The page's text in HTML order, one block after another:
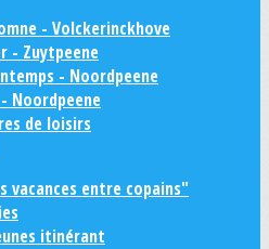
- Volckerinckhove
- Zuytpeene
- Noordpeene
Noordpeene
de loisirs
vacances entre copains"
itinérant